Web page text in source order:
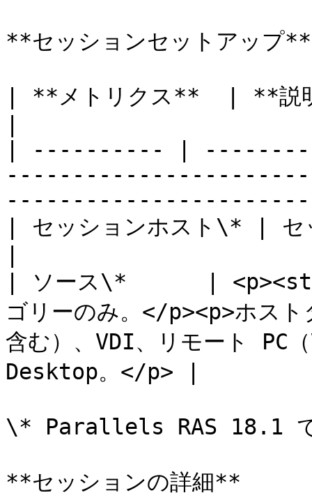
**セッションセットアップ**
| **メトリクス**  | **説
| ---------- |
| セッションホスト\* | セ
| ソース\*      |
ゴリーのみ。</p><p>ホス
含む）、VDI、リモート
Desktop。</p> |
\* Parallels RAS 18.1 で
**セッションの詳細**